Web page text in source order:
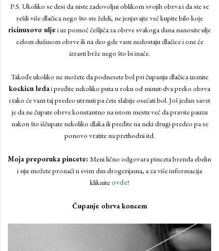
P.S. Ukoliko se desi da niste zadovoljni oblikom svojih obrva i da ste se
rešili više dlačica nego što ste želeli, ne jenjavajte već kupite bilo koje
ricinusovo ulje i uz pomoć češljića za obrve svakoga dana nanosite ulje
celom dužinom obrve ili na deo gde vam nedostaju dlačice i one će
izrasti brže nego što bi inače.
Takođe ukoliko ne možete da podnesete bol pri čupanju dlačica uzmite
kockicu ledai pređite nekoliko puta u roku od minut-dva preko obrva
i tako će vam taj predeo utrnuti pa ćete slabije osećati bol. Još jedan savet
je da ne čupate obrve konstantno na istom mestu već da pravite pauzu
nakon što iščupate nekoliko dlaka ili pređite na neki drugi predeo pa se
ponovo vratite na prethodni itd.
Moja preporuka pincete: Meni lično odgovara pinceta brenda ebelin
i nju možete pronaći u svim dm drogerijama, a za više informacija
kliknite ovde!
Čupanje obrva koncem